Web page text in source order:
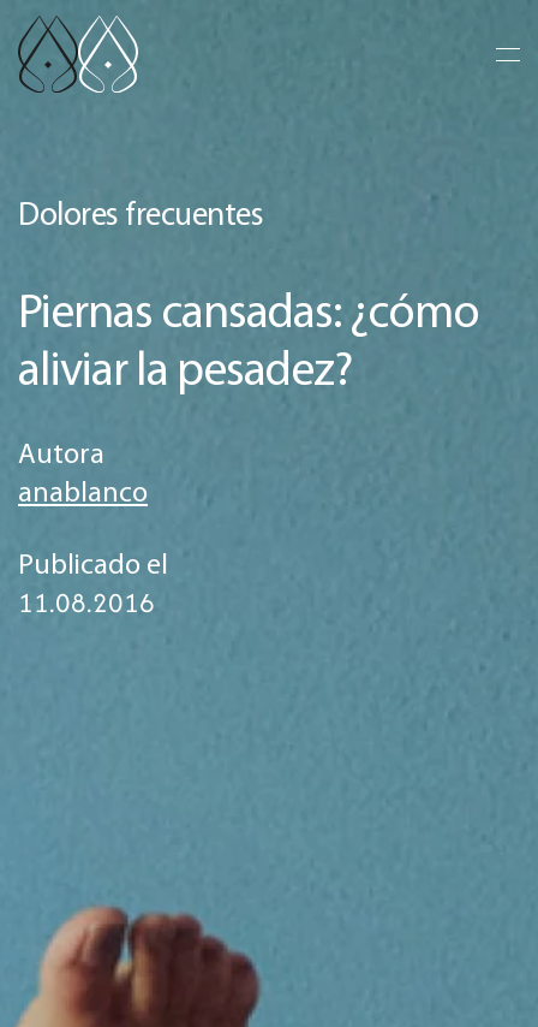
Ir al contenido principal
Dolores frecuentes
Piernas cansadas: ¿cómo
aliviar la pesadez?
Autora
anablanco
Publicado el
11.08.2016